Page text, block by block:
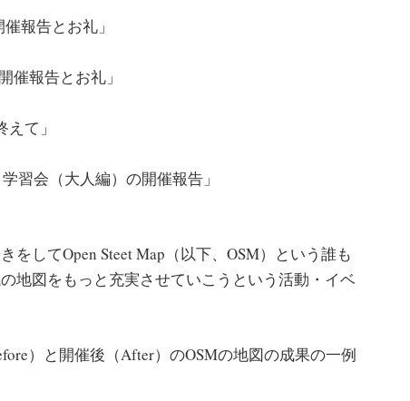
報告とお礼」
催報告とお礼」
て」
習会（大人編）の開催報告」
してOpen Steet Map（以下、OSM）という誰も
地図をもっと充実させていこうという活動・イベ
）と開催後（After）のOSMの地図の成果の一例